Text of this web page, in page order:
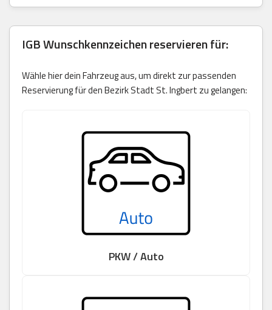
IGB Wunschkennzeichen reservieren für:
Wähle hier dein Fahrzeug aus, um direkt zur passenden
Reservierung für den Bezirk Stadt St. Ingbert zu gelangen:
PKW / Auto